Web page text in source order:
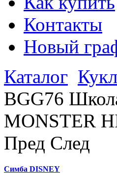
Контакты
Новый
Каталог
BGG76
MONSTER
Пред След
Симба DISNEY